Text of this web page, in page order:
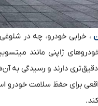
، خرابی خودرو، چه در
ژاپنی مانند
دارند و رسیدگی به
برای حفظ سلامت